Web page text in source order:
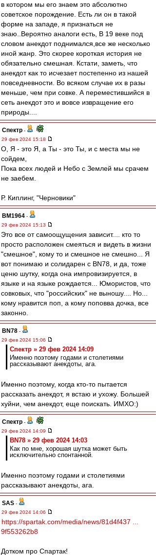
в котором мы его знаем это абсолютно
советское порождение. Есть ли он в такой
форме на западе, я признаться не
знаю..Вероятно аналоги есть, В 19 веке под
словом анекдот поднимался,все же несколько
иной жанр. Это скорее короткая история не
обязательно смешная. Кстати, заметь, что
анекдот как то исчезает постепенно из нашей
повседневности. Во всяком случае их в разы
меньше, чем при совке. А переместившийся в
сеть анекдот это и вовсе извращение его
природы....
Спектр -
29 фев 2024 15:18
О, Я - это Я, а Ты - это Ты, и с места мы не
сойдем,
Пока всех людей и Небо с Землей мы срачем
не заебем.
Р. Киплинг, "Черновики"
BM1964 -
29 фев 2024 15:13
Это все от самоощущения зависит.... кто то
просто расположен смеяться и видеть в жизни
"смешное", кому то и смешное не смешно... Я
вот понимаю и солидарен с BN78, и да, тоже
ценю шутку, когда она импровизируется, в
языке и на языке рождается... Юмористов, что
совковых, что "российских" не выношу.... Но...
кому нравится поп, а кому поповва дочка, все
законно.
BN78 -
29 фев 2024 15:06
Спектр » 29 фев 2024 14:09
Именно поэтому годами и столетиями
рассказывают анекдоты, ага.
Именно поэтому, когда кто-то пытается
рассказать анекдот, я встаю и ухожу. Большей
хуйни, чем анекдот, еще поискать. ИМХО:)
Спектр -
29 фев 2024 14:09
BN78 » 29 фев 2024 14:03
Как по мне, хорошая шутка может быть
исключительно спонтанной.
Именно поэтому годами и столетиями
рассказывают анекдоты, ага.
SAS -
29 фев 2024 14:06
https://spartak.com/media/news/81d4f437 ...
9f553262b8
Дотком про Спартак!